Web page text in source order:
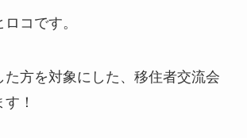
コです。
た方を対象にした、移住者交流会
！